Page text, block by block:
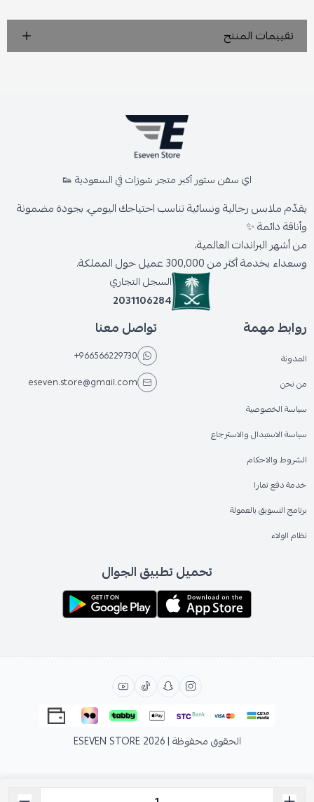
تقييمات المنتج
اي سفن ستور أكبر متجر شوزات في السعودية 👟
يقدّم ملابس رجالية ونسائية تناسب احتياجك اليومي، بجودة مضمونة
وأناقة دائمة ✨
من أشهر البراندات العالمية،
وسعداء بخدمة أكثر من 300,000 عميل حول المملكة.
السجل التجاري
2031106284
روابط مهمة
المدونة
من نحن
سياسة الخصوصية
سياسة الاستبدال والاسترجاع
الشروط والاحكام
خدمة دفع تمارا
برنامج التسويق بالعمولة
نظام الولاء
تواصل معنا
+966566229730
eseven.store@gmail.com
تحميل تطبيق الجوال
الحقوق محفوظة | 2026 ESEVEN STORE